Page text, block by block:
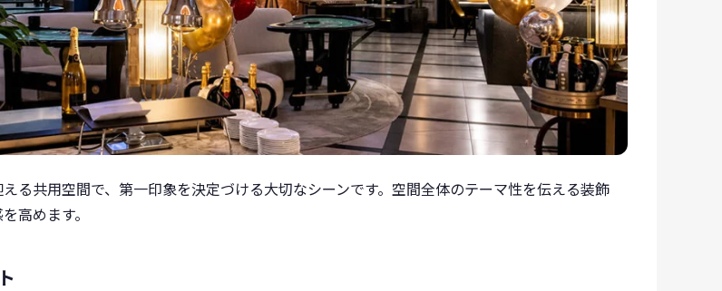
る共用空間で、第一印象を決定づける大切なシーンです。空間全体のテーマ性を伝える装飾
高めます。